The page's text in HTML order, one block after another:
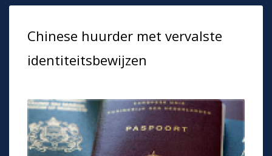
Chinese huurder met vervalste
identiteitsbewijzen